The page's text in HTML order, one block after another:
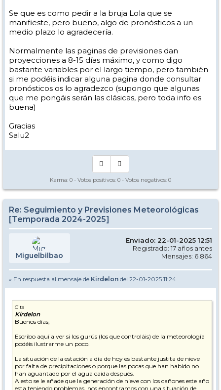
Se que es como pedir a la bruja Lola que se
manifieste, pero bueno, algo de pronósticos a un
medio plazo lo agradecería.
Normalmente las paginas de previsiones dan
proyecciones a 8-15 días máximo, y como digo
bastante variables por el largo tiempo, pero también
si me podéis indicar alguna pagina donde consultar
pronósticos os lo agradezco (supongo que algunas
que me pongáis serán las clásicas, pero toda info es
buena)
Gracias
Salu2
Karma: 0 - Votos positivos: 0 - Votos negativos: 0
Re: Seguimiento y Previsiones Meteorológicas
[Temporada 2024-2025]
Miguelbilbao
Enviado: 22-01-2025 12:51
Registrado: 17 años antes
Mensajes: 6.864
» En respuesta al mensaje de Kirdelon del 22-01-2025 11:24
Cita
Kirdelon
Buenos días;
Escribo aquí a ver si los gurús (los que controláis) de la meteorología
podéis ilustrarme un poco.
La situación de la estación a día de hoy es bastante justita de nieve
por falta de precipitaciones o porque las pocas que han habido no
han aguantado por el agua caída después.
A esto se le añade que la generación de nieve con los cañones este año
esta teniendo problemas, nos encontramos con una situación de